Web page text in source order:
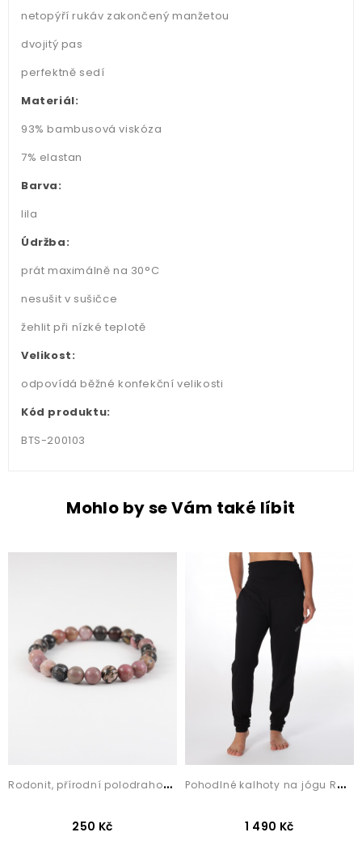
netopýří rukáv zakončený manžetou
dvojitý pas
perfektně sedí
Materiál:
93% bambusová viskóza
7% elastan
Barva:
lila
Údržba:
prát maximálně na 30°C
nesušit v sušičce
žehlit při nízké teplotě
Velikost:
odpovídá běžné konfekční velikosti
Kód produktu:
BTS-200103
Mohlo by se Vám také líbit
R
odonit, přírodní polodrahokam, náramek s...
250 Kč
P
ohodlné kalhoty na jógu Ramya Black
1 490 Kč